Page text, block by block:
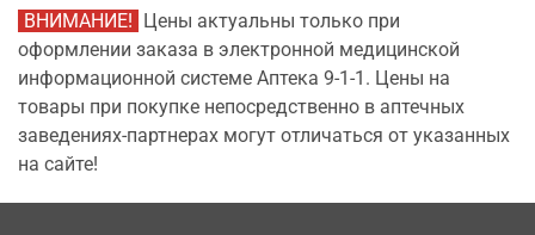
ВНИМАНИЕ! Цены актуальны только при
оформлении заказа в электронной медицинской
информационной системе Аптека 9-1-1. Цены на
товары при покупке непосредственно в аптечных
заведениях-партнерах могут отличаться от указанных
на сайте!